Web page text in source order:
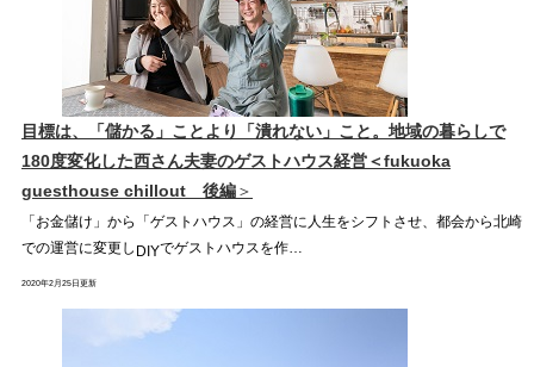
目標は、「儲かる」ことより「潰れない」こと。地域の暮らしで
180度変化した西さん夫妻のゲストハウス経営＜fukuoka
guesthouse chillout 後編＞
「お金儲け」から「ゲストハウス」の経営に人生をシフトさせ、都会から北崎
での運営に変更し DIYでゲストハウスを作…
2020年2月25日更新